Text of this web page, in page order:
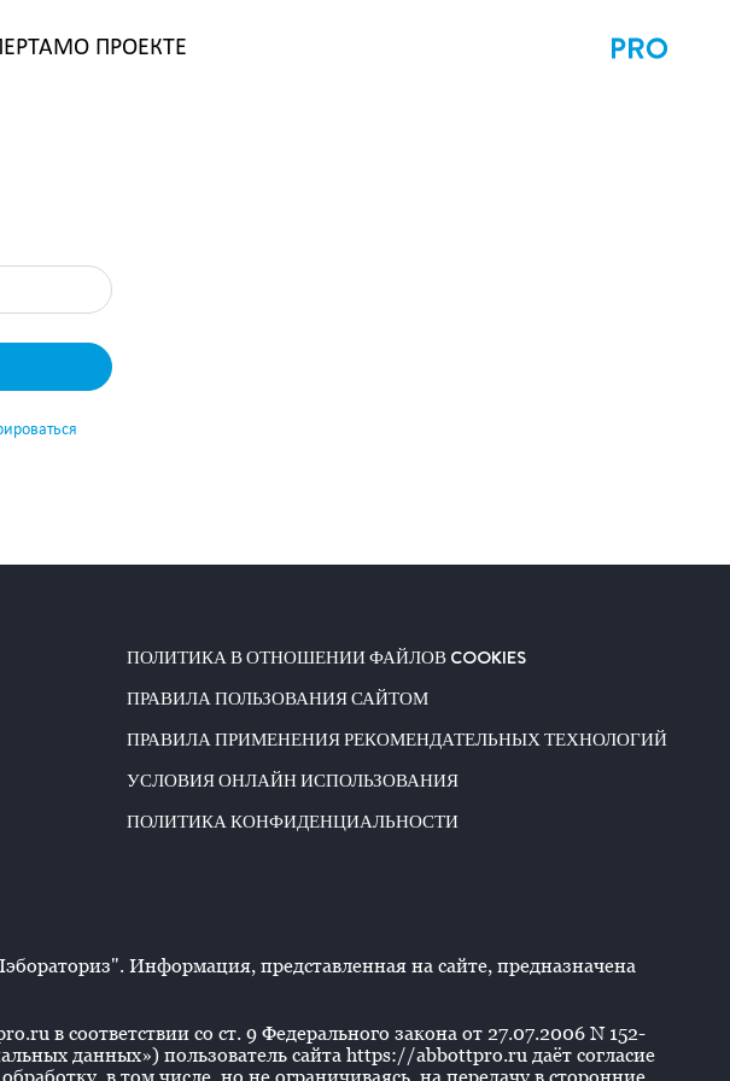
О ПРОЕКТЕ
ПОЛИТИКА В ОТНОШЕНИИ ФАЙЛОВ COOKIES
ПРАВИЛА ПОЛЬЗОВАНИЯ САЙТОМ
ПРАВИЛА ПРИМЕНЕНИЯ РЕКОМЕНДАТЕЛЬНЫХ ТЕХНОЛОГИЙ
УСЛОВИЯ ОНЛАЙН ИСПОЛЬЗОВАНИЯ
ПОЛИТИКА КОНФИДЕНЦИАЛЬНОСТИ
Информация, представленная на сайте, предназначена
в соответствии со ст. 9 Федерального закона от 27.07.2006 N 152-
данных») пользователь сайта https://abbottpro.ru даёт согласие
в том числе, но не ограничиваясь, на передачу в сторонние